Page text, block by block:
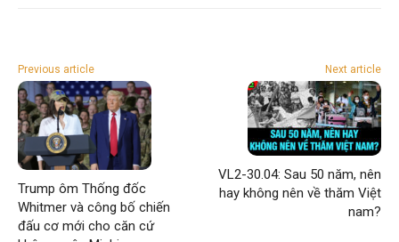
Previous article
Trump ôm Thống đốc
Whitmer và công bố chiến
đấu cơ mới cho căn cứ
Next article
VL2-30.04: Sau 50 năm, nên
hay không nên về thăm Việt
nam?